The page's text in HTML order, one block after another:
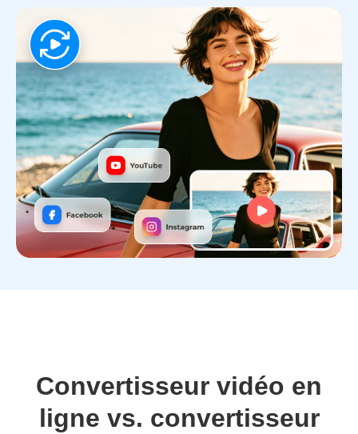
Convertisseur vidéo en
ligne vs. convertisseur